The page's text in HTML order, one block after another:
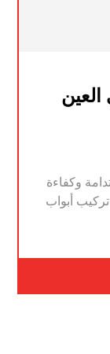
وكفاءة
أبواب